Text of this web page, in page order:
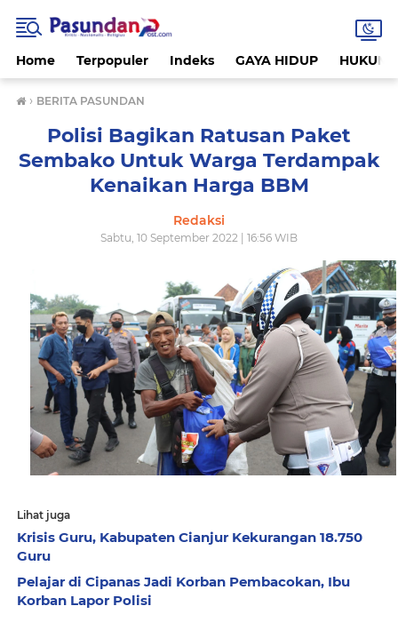
Home Terpopuler Indeks GAYA HIDUP HUKUM
› BERITA PASUNDAN
Polisi Bagikan Ratusan Paket
Sembako Untuk Warga Terdampak
Kenaikan Harga BBM
Redaksi
Sabtu, 10 September 2022 | 16:56 WIB
Lihat juga
Krisis Guru, Kabupaten Cianjur Kekurangan 18.750
Guru
Pelajar di Cipanas Jadi Korban Pembacokan, Ibu
Korban Lapor Polisi